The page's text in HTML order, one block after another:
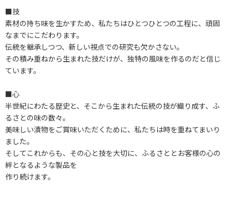
■技
素材の持ち味を生かすため、私たちはひとつひとつの工程に、頑固
なまでにこだわります。
伝統を継承しつつ、新しい視点での研究も欠かさない。
その積み重ねから生まれた技だけが、独特の風味を作るのだと信じ
ています。
■心
半世紀にわたる歴史と、そこから生まれた伝統の技が織り成す、ふ
るさとの味の数々。
美味しい漬物をご賞味いただくために、私たちは時を重ねてまいり
ました。
そしてこれからも、その心と技を大切に、ふるさととお客様の心の
絆となるような製品を
作り続けます。